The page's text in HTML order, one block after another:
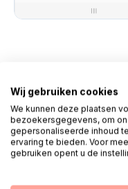
واقفون
Wij gebruiken cookies
We kunnen deze plaatsen
bezoekersgegevens, om
gepersonaliseerde inhoud
ervaring te bieden. Voor
gebruiken opent u de